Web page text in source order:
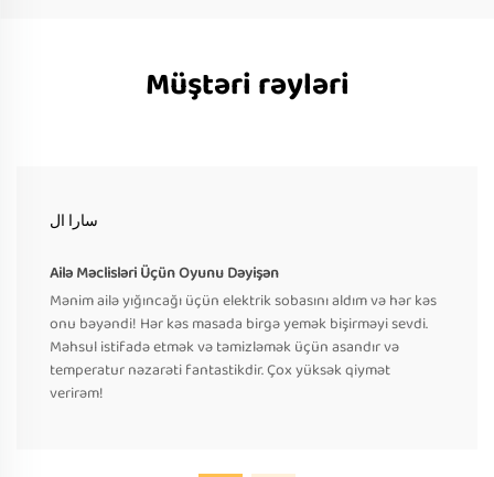
Müştəri rəyləri
سارا ال
Ailə Məclisləri Üçün Oyunu Dəyişən
Mənim ailə yığıncağı üçün elektrik sobasını aldım və hər kəs
onu bəyəndi! Hər kəs masada birgə yemək bişirməyi sevdi.
Məhsul istifadə etmək və təmizləmək üçün asandır və
temperatur nəzarəti fantastikdir. Çox yüksək qiymət
verirəm!